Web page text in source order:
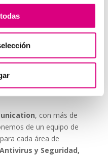
adaptadas para
de
programados. De
que todos los
, con más de
de un equipo de
cada área de
y Seguridad,